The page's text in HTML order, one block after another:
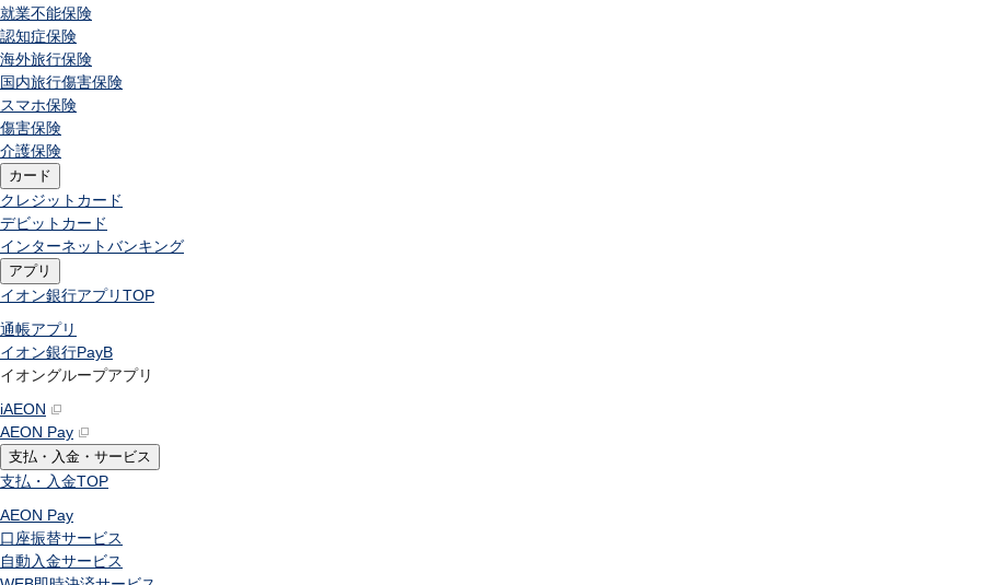
就業不能保険
認知症保険
海外旅行保険
国内旅行傷害保険
スマホ保険
傷害保険
介護保険
カード
クレジットカード
デビットカード
インターネットバンキング
アプリ
イオン銀行アプリTOP
通帳アプリ
イオン銀行PayB
イオングループアプリ
iAEON
AEON Pay
支払・入金・サービス
支払・入金TOP
AEON Pay
口座振替サービス
自動入金サービス